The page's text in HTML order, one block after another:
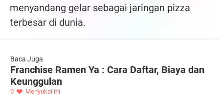
menyandang gelar sebagai jaringan pizza
terbesar di dunia.
Baca Juga
Franchise Ramen Ya : Cara Daftar, Biaya dan
Keunggulan
0 Menyukai ini